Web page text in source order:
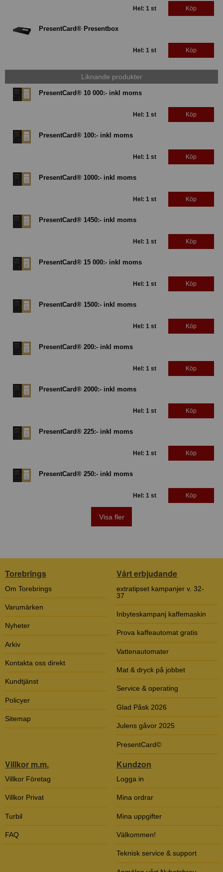
Hel: 1 st Köp
PresentCard® Presentbox
Hel: 1 st Köp
Liknande produkter
PresentCard® 10 000:- inkl moms
Hel: 1 st Köp
PresentCard® 100:- inkl moms
Hel: 1 st Köp
PresentCard® 1000:- inkl moms
Hel: 1 st Köp
PresentCard® 1450:- inkl moms
Hel: 1 st Köp
PresentCard® 15 000:- inkl moms
Hel: 1 st Köp
PresentCard® 1500:- inkl moms
Hel: 1 st Köp
PresentCard® 200:- inkl moms
Hel: 1 st Köp
PresentCard® 2000:- inkl moms
Hel: 1 st Köp
PresentCard® 225:- inkl moms
Hel: 1 st Köp
PresentCard® 250:- inkl moms
Hel: 1 st Köp
Visa fler
Torebrings
Om Torebrings
Varumärken
Nyheter
Arkiv
Kontakta oss direkt
Kundtjänst
Policyer
Sitemap
Vårt erbjudande
extratipset kampanjer v. 32-
37
Inbyteskampanj kaffemaskin
Prova kaffeautomat gratis
Vattenautomater
Mat & dryck på jobbet
Service & operating
Glad Påsk 2026
Julens gåvor 2025
PresentCard©
Villkor m.m.
Villkor Företag
Villkor Privat
Turbil
FAQ
Kundzon
Logga in
Mina ordrar
Mina uppgifter
Välkommen!
Teknisk service & support